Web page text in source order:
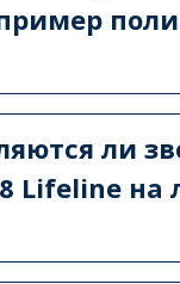
ли
Lifeline на